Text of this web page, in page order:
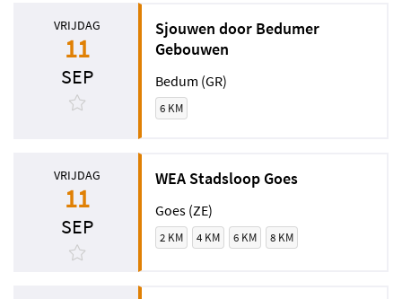
VRIJDAG
11
SEP
Sjouwen door Bedumer
Gebouwen
Bedum (GR)
6 KM
VRIJDAG
11
SEP
WEA Stadsloop Goes
Goes (ZE)
2 KM 4 KM 6 KM 8 KM